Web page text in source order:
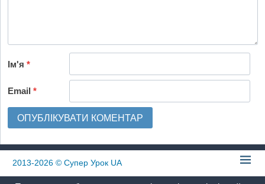
Ім'я*
Email*
2013-2026 © Супер Урок UA